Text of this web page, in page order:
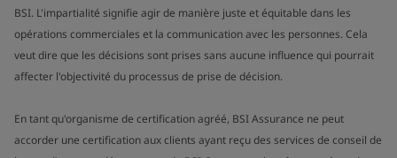
BSI. L'impartialité signifie agir de manière juste et équitable dans les
opérations commerciales et la communication avec les personnes. Cela
veut dire que les décisions sont prises sans aucune influence qui pourrait
affecter l'objectivité du processus de prise de décision.
En tant qu'organisme de certification agréé, BSI Assurance ne peut
accorder une certification aux clients ayant reçu des services de conseil de